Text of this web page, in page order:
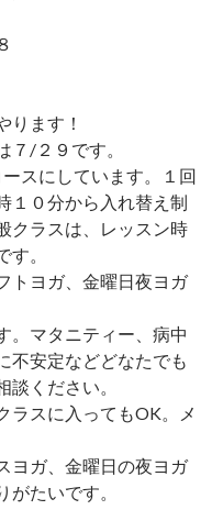
ます！
/２９です。
スにしています。１回
１０分から入れ替え制
ラスは、レッスン時
。
トヨガ、金曜日夜ヨガ
。マタニティー、病中
不安定などどなたでも
ください。
ラスに入ってもOK。メ
ヨガ、金曜日の夜ヨガ
たいです。